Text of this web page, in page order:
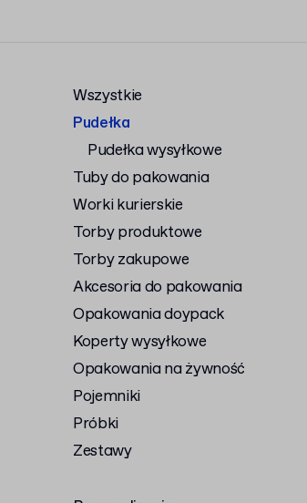
Wszystkie
Pudełka
Pudełka wysyłkowe
Tuby do pakowania
Worki kurierskie
Torby produktowe
Torby zakupowe
Akcesoria do pakowania
Opakowania doypack
Koperty wysyłkowe
Opakowania na żywność
Pojemniki
Próbki
Zestawy